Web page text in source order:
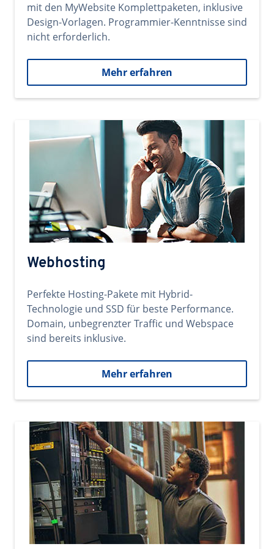
mit den MyWebsite Komplettpaketen, inklusive
Design-Vorlagen. Programmier-Kenntnisse sind
nicht erforderlich.
Mehr erfahren
Webhosting
Perfekte Hosting-Pakete mit Hybrid-
Technologie und SSD für beste Performance.
Domain, unbegrenzter Traffic und Webspace
sind bereits inklusive.
Mehr erfahren